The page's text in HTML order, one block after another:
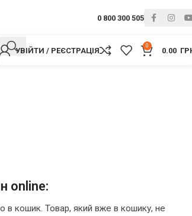
0 800 300 505
УВІЙТИ / РЕЄСТРАЦІЯ
0
0.00
online:
в кошик. Товар, який вже в кошику, не